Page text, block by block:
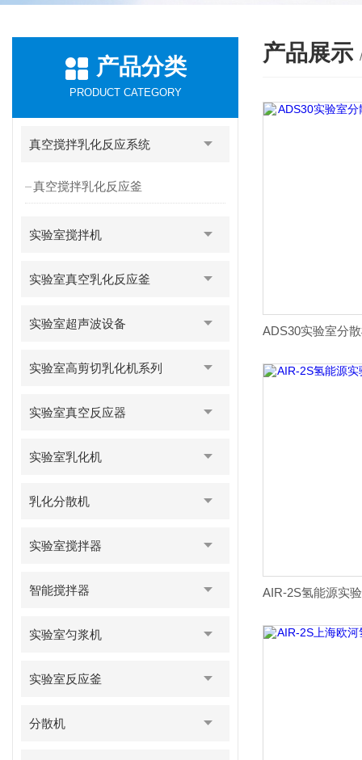
产品分类
PRODUCT CATEGORY
真空搅拌乳化反应系统
真空搅拌乳化反应釜
实验室搅拌机
实验室真空乳化反应釜
实验室超声波设备
实验室高剪切乳化机系列
实验室真空反应器
实验室乳化机
乳化分散机
实验室搅拌器
智能搅拌器
实验室匀浆机
实验室反应釜
分散机
产品展示